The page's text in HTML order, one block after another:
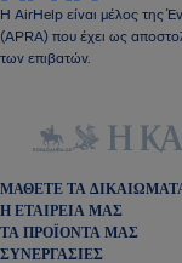
Η AirHelp είναι μέλος της
(APRA) που έχει ως
των επιβατών.
ΜΆΘΕΤΕ ΤΑ
Η ΕΤΑΙΡΕΊΑ ΜΑΣ
ΤΑ ΠΡΟΪΌΝΤΑ ΜΑΣ
ΣΥΝΕΡΓΑΣΊΕΣ